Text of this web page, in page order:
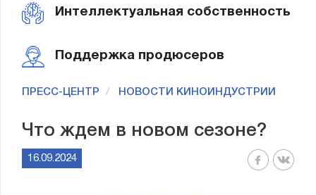
Интеллектуальная собственность
Поддержка продюсеров
ПРЕСС-ЦЕНТР НОВОСТИ КИНОИНДУСТРИИ
Что ждем в новом сезоне?
16.09.2024